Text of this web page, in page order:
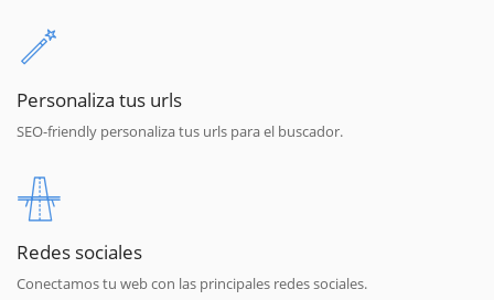
Personaliza tus urls
SEO-friendly personaliza tus urls para el buscador.
Redes sociales
Conectamos tu web con las principales redes sociales.